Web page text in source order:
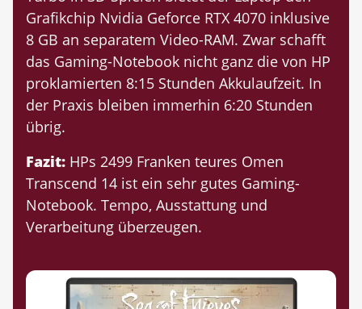
Grafikchip Nvidia Geforce RTX 4070 inklusive
8 GB an separatem Video-RAM. Zwar schafft
das Gaming-Notebook nicht ganz die von HP
proklamierten 8:15 Stunden Akkulaufzeit. In
der Praxis bleiben immerhin 6:20 Stunden
übrig.
Fazit: HPs 2499 Franken teures Omen
Transcend 14 ist ein sehr gutes Gaming-
Notebook. Tempo, Ausstattung und
Verarbeitung überzeugen.